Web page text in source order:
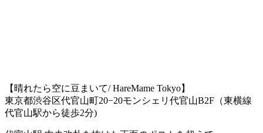
【晴れたら空に豆まいて/ HareMame Tokyo】
東京都渋谷区代官山町20−20モンシェリ代官山B2F （東横線
代官山駅から徒歩2分)